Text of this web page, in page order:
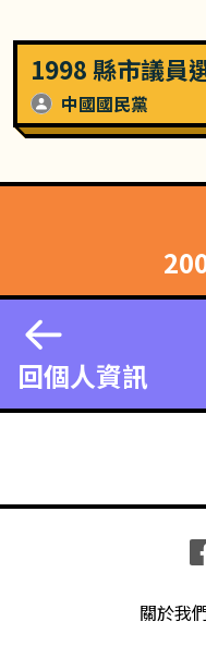
1998 縣市議員
中國國民黨
回個人資訊
關於我